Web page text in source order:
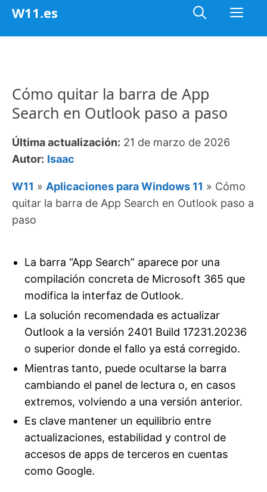
Saltar
W11.es
Cómo quitar la barra de App
Search en Outlook paso a paso
Última actualización: 21 de marzo de 2026
Autor: Isaac
W11 » Aplicaciones para Windows 11 » Cómo
quitar la barra de App Search en Outlook paso a
paso
La barra “App Search” aparece por una
compilación concreta de Microsoft 365 que
modifica la interfaz de Outlook.
La solución recomendada es actualizar
Outlook a la versión 2401 Build 17231.20236
o superior donde el fallo ya está corregido.
Mientras tanto, puede ocultarse la barra
cambiando el panel de lectura o, en casos
extremos, volviendo a una versión anterior.
Es clave mantener un equilibrio entre
actualizaciones, estabilidad y control de
accesos de apps de terceros en cuentas
como Google.